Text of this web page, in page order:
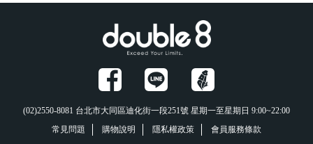
(02)2550-8081 台北市大同區迪化街一段251號 星期一至星期日 9:00~22:00
常見問題
購物說明 隱私權政策
會員服務條款